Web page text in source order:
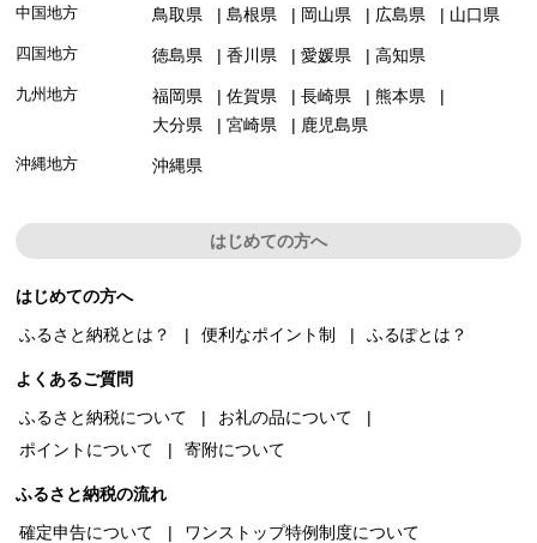
中国地方 鳥取県 島根県 岡山県 広島県 山口県
四国地方 徳島県 香川県 愛媛県 高知県
九州地方 福岡県 佐賀県 長崎県
熊本県
大分県
宮崎県 鹿児島県
沖縄地方 沖縄県
はじめての方へ
はじめての方へ
ふるさと納税とは？
便利なポイント制 ふるぽとは？
よくあるご質問
ふるさと納税について
お礼の品について
ポイントについて
寄附について
ふるさと納税の流れ
確定申告について
ワンストップ特例制度について